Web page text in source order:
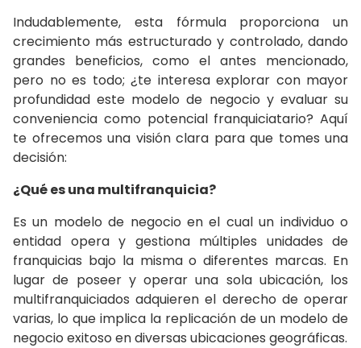
Indudablemente, esta fórmula proporciona un
crecimiento más estructurado y controlado, dando
grandes beneficios, como el antes mencionado,
pero no es todo; ¿te interesa explorar con mayor
profundidad este modelo de negocio y evaluar su
conveniencia como potencial franquiciatario? Aquí
te ofrecemos una visión clara para que tomes una
decisión:
¿Qué es una multifranquicia?
Es un modelo de negocio en el cual un individuo o
entidad opera y gestiona múltiples unidades de
franquicias bajo la misma o diferentes marcas. En
lugar de poseer y operar una sola ubicación, los
multifranquiciados adquieren el derecho de operar
varias, lo que implica la replicación de un modelo de
negocio exitoso en diversas ubicaciones geográficas.